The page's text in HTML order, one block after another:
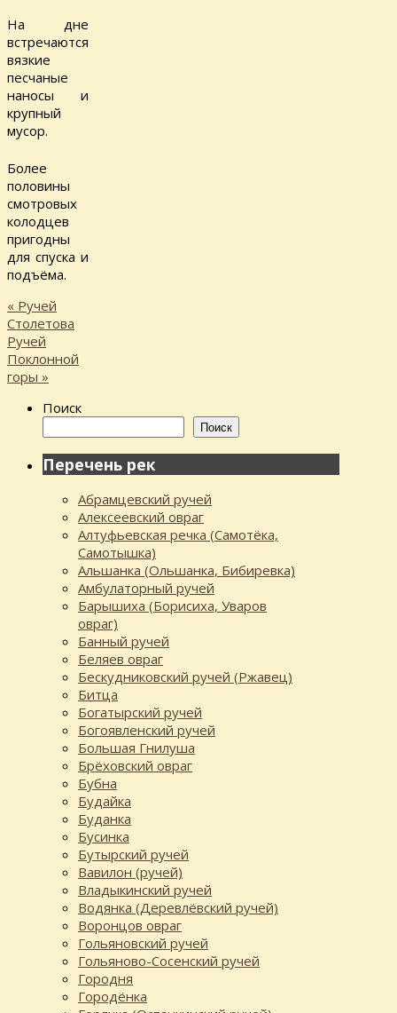
На дне
встречаются
вязкие
песчаные
наносы и
крупный
мусор.
Более
половины
смотровых
колодцев
пригодны
для спуска и
подъёма.
« Ручей
Столетова
Ручей
Поклонной
горы »
Поиск
Поиск
Перечень рек
Абрамцевский ручей
Алексеевский овраг
Алтуфьевская речка (Самотёка,
Самотышка)
Альшанка (Ольшанка, Бибиревка)
Амбулаторный ручей
Барышиха (Борисиха, Уваров
овраг)
Банный ручей
Беляев овраг
Бескудниковский ручей (Ржавец)
Битца
Богатырский ручей
Богоявленский ручей
Большая Гнилуша
Брёховский овраг
Бубна
Будайка
Буданка
Бусинка
Бутырский ручей
Вавилон (ручей)
Владыкинский ручей
Водянка (Деревлёвский ручей)
Воронцов овраг
Гольяновский ручей
Гольяново-Сосенский ручей
Городня
Городёнка